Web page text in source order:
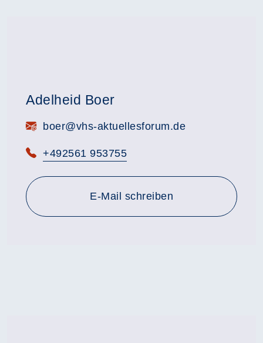
Adelheid Boer
E-Mail:boer@vhs-aktuellesforum.de
Telefon:
+492561 953755
E-Mail schreiben